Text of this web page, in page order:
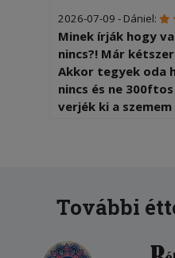
2026-07-09 - Dániel:
Minek írják hogy
nincs?! Már
Akkor tegyek oda
nincs és ne
verjék ki a
2026-06-15 - Imre:
További